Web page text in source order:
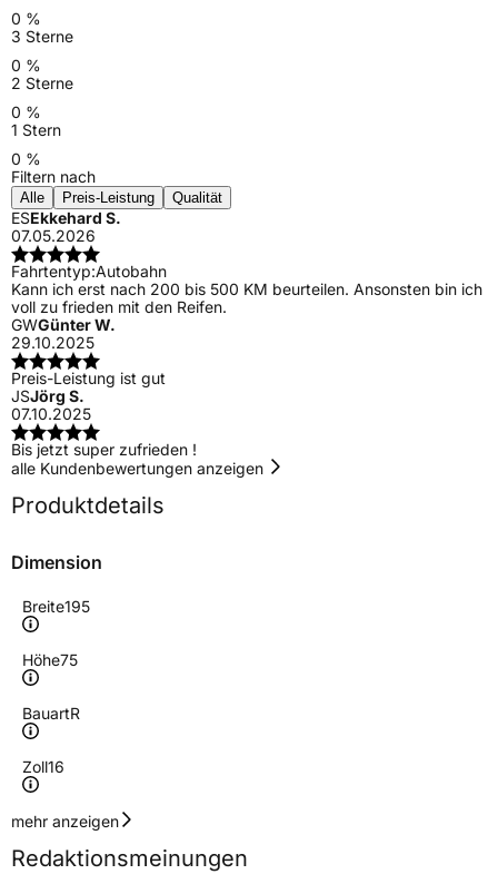
0 %
3 Sterne
0 %
2 Sterne
0 %
1 Stern
0 %
Filtern nach
Alle Preis-Leistung Qualität
ESEkkehard S.
07.05.2026
Fahrtentyp:Autobahn
Kann ich erst nach 200 bis 500 KM beurteilen. Ansonsten bin ich
voll zu frieden mit den Reifen.
GWGünter W.
29.10.2025
Preis-Leistung ist gut
JSJörg S.
07.10.2025
Bis jetzt super zufrieden !
alle Kundenbewertungen anzeigen
Produktdetails
Dimension
Breite195
Höhe75
BauartR
Zoll16
Geschwindigkeitsindex
Lastindex 107/105
mehr anzeigen
Redaktionsmeinungen